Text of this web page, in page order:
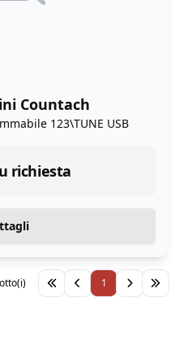
Countach
123\TUNE USB
richiesta
1